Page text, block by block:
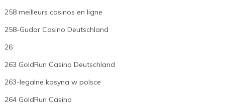
258 meilleurs casinos en ligne
258-Gudar Casino Deutschland
26
263 GoldRun Casino Deutschland
263-legalne kasyna w polsce
264 GoldRun Casino